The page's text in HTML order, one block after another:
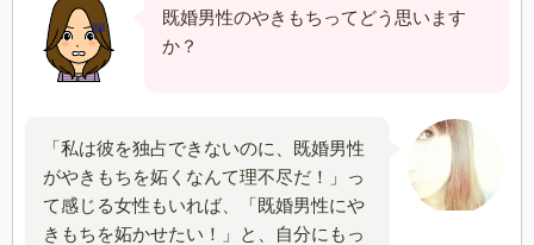
既婚男性のやきもちってどう思います
か？
「私は彼を独占できないのに、既婚男性
がやきもちを妬くなんて理不尽だ！」っ
て感じる女性もいれば、「既婚男性にや
きもちを妬かせたい！」と、自分にもっ